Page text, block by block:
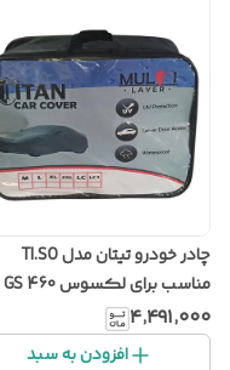
چادر خودرو تیتان مدل TI.SO
مناسب برای لکسوس GS 460
۴٬۴۹۱٬۰۰۰
افزودن به سبد